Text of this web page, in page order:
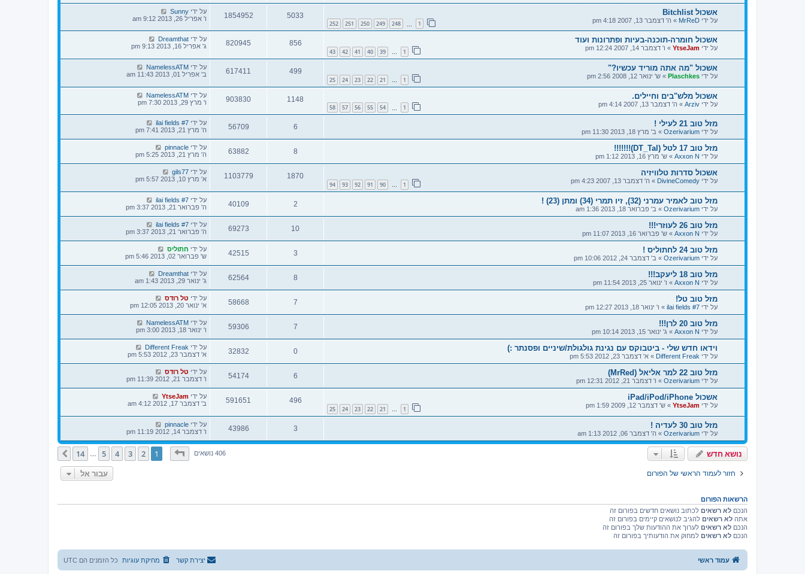
אשכול Bitchlist
על ידי MrReD
» ה' דצמבר 13, 2007 4:18 pm 1
248
249
250
251
252
5033
1854952 על ידי Sunny
ו' אפריל 26, 2013 9:12 am
אשכול חומרה-תוכנה-בעיות ופתרונות ועוד
על ידי YtseJam
» ו' דצמבר 14, 2007 12:24 pm 1
…
39
40
41
42
43
856
820945 על ידי Dreamthat
ג' אפריל 16, 2013 9:13 pm
אשכול "מה אתה מוריד עכשיו?"
על ידי Plaschkes
» ש' ינואר 12, 2008 2:56 pm 1
…
21
22
23
24
25
499
617411 על ידי NamelessATM
ב' אפריל 01, 2013 11:43 am
אשכול מלש"בים וחיילים.
על ידי Arziv
» ה' דצמבר 13, 2007 4:14 pm 1
54
55
56
57
58
1148
903830 על ידי NamelessATM
ו' מרץ 29, 2013 7:30 pm
מזל טוב 21 לעילי !
על ידי Ozerivarium
» ב' מרץ 18, 2013 11:30 pm
6
56709 על ידי ilai fields #7
ה' מרץ 21, 2013 7:41 pm
מזל טוב 17 לטל (DT_Tal)!!!!!!!
על ידי Axxon N
» ש' מרץ 16, 2013 1:12 pm
8
63882 על ידי pinnacle
ה' מרץ 21, 2013 5:25 pm
אשכול סדרות טלוויזיה
על ידי DivineComedy
» ה' דצמבר 13, 2007 4:23 pm 1
…
90
91
92
93
94
1870
1103779 על ידי gils77
א' מרץ 10, 2013 5:57 pm
מזל טוב לאמיר עמרני (32), זיו תמרי (34) ומתן (23) !
על ידי Ozerivarium
» ב' פברואר 18, 2013 1:36 am
2
40109 על ידי ilai fields #7
ה' פברואר 21, 2013 3:37 pm
מזל טוב 26 לעוזרי!!!
על ידי Axxon N
» ש' פברואר 16, 2013 11:07 pm
10
69273 על ידי ilai fields #7
ה' פברואר 21, 2013 3:37 pm
מזל טוב 24 לחתוליס !
על ידי Ozerivarium
» ב' דצמבר 24, 2012 10:06 pm
3
42515 על ידי חתוליס
ש' פברואר 02, 2013 5:46 pm
מזל טוב 18 ליעקב!!!
על ידי Axxon N
» ו' ינואר 25, 2013 11:54 pm
8
62564 על ידי Dreamthat
ג' ינואר 29, 2013 1:43 am
מזל טוב טל!
על ידי ilai fields #7
» ו' ינואר 18, 2013 12:27 pm
7
58668 על ידי טל רודס
א' ינואר 20, 2013 12:05 pm
מזל טוב 20 לרן!!!
על ידי Axxon N
» ג' ינואר 15, 2013 10:14 pm
7
59306 על ידי NamelessATM
ו' ינואר 18, 2013 3:00 pm
וידאו חדש שלי - ביטבוקס עם נגינת גולגולת/שיניים ופסנתר :)
על ידי Different Freak
» א' דצמבר 23, 2012 5:53 pm
0
32832 על ידי Different Freak
א' דצמבר 23, 2012 5:53 pm
מזל טוב 22 למר אליאל (MrRed)
על ידי Ozerivarium
» ו' דצמבר 21, 2012 12:31 pm
6
54174 על ידי טל רודס
ו' דצמבר 21, 2012 11:39 pm
אשכול iPad/iPod/iPhone
על ידי YtseJam
» ש' דצמבר 12, 2009 1:59 pm 1
…
21
22
23
24
25
496
591651 על ידי YtseJam
ב' דצמבר 17, 2012 4:12 am
מזל טוב 30 לעדיה !
על ידי Ozerivarium
» ה' דצמבר 06, 2012 1:13 am
3
43986 על ידי pinnacle
ו' דצמבר 14, 2012 11:19 pm
נושא חדש 406 נושאיםדף1מתוך14
1
2
3
4
5
14 הבא
חזור לעמוד הראשי של הפורום עבור אל
הרשאות הפורום
הנכם לא רשאים לכתוב נושאים חדשים בפורום זה
אתה לא רשאים להגיב לנושאים קיימים בפורום זה
הנכם לא רשאים לערוך את ההודעות שלך בפורום זה
הנכם לא רשאים למחוק את הודעותיך בפורום זה
עמוד ראשי כל הזמנים הם UTC מחיקת עוגיות יצירת קשר